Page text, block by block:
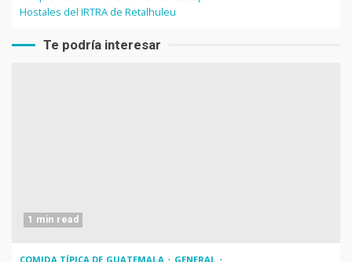
Hostales del IRTRA de Retalhuleu
Te podría interesar
1 min read
COMIDA TÍPICA DE GUATEMALA GENERAL